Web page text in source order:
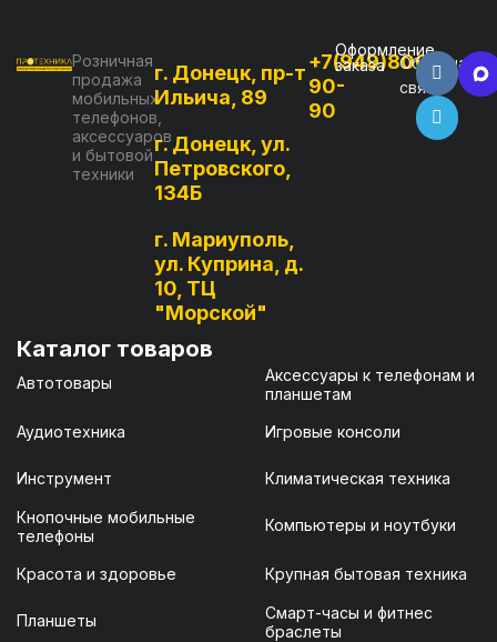
Розничная
продажа
мобильных
телефонов,
аксессуаров
и бытовой
техники
г. Донецк, пр-т
Ильича, 89
г. Донецк, ул.
Петровского,
134Б
г. Мариуполь,
ул. Куприна, д.
10, ТЦ
"Морской"
+7(949)800-
90-
90
Оформление
заказа
Обратная
связь
Каталог товаров
Автотовары
Аксессуары к телефонам и
планшетам
Аудиотехника Игровые консоли
Инструмент Климатическая техника
Кнопочные мобильные
телефоны
Компьютеры и ноутбуки
Красота и здоровье Крупная бытовая техника
Планшеты
Смарт-часы и фитнес
браслеты